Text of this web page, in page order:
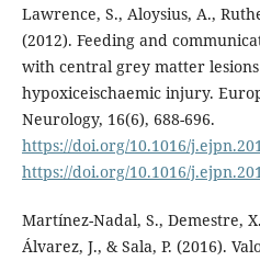
Lawrence, S., Aloysius, A.,
(2012). Feeding and
with central grey matter
hypoxiceischaemic injury.
Neurology, 16(6), 688-696.
https://doi.org/10.1016/
https://doi.org/10.1016/
Martínez-Nadal, S., Demestre,
Álvarez, J., & Sala, P. (2016).